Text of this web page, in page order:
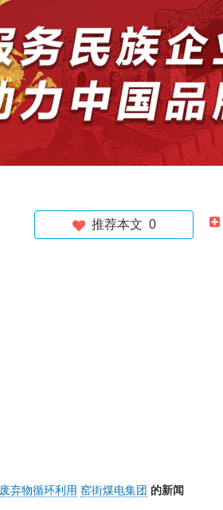
推荐本文 0
废弃物循环利用 窑街煤电集团 的新闻